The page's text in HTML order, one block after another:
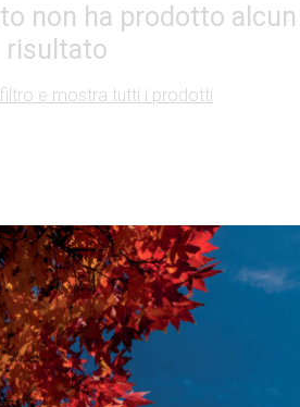
non ha prodotto alcun
risultato
e mostra tutti i prodotti